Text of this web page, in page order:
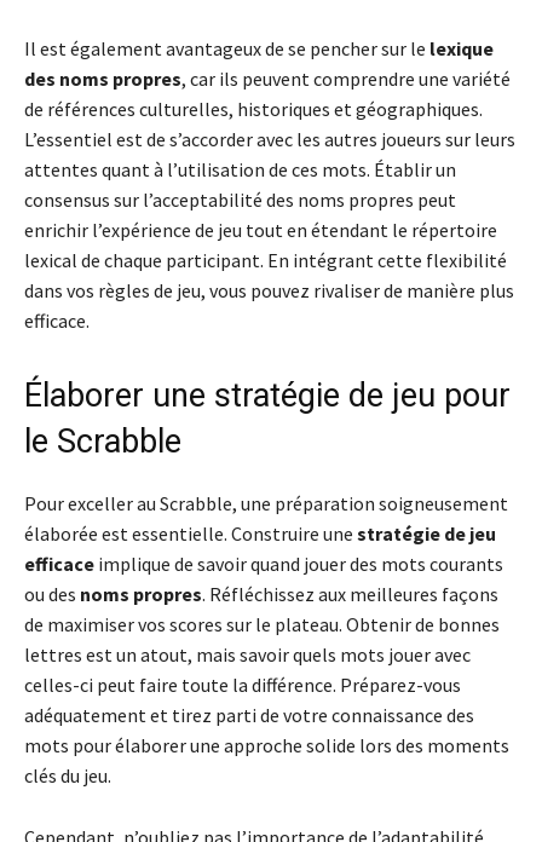
Il est également avantageux de se pencher sur le lexique
des noms propres, car ils peuvent comprendre une variété
de références culturelles, historiques et géographiques.
L’essentiel est de s’accorder avec les autres joueurs sur leurs
attentes quant à l’utilisation de ces mots. Établir un
consensus sur l’acceptabilité des noms propres peut
enrichir l’expérience de jeu tout en étendant le répertoire
lexical de chaque participant. En intégrant cette flexibilité
dans vos règles de jeu, vous pouvez rivaliser de manière plus
efficace.
Élaborer une stratégie de jeu pour
le Scrabble
Pour exceller au Scrabble, une préparation soigneusement
élaborée est essentielle. Construire une stratégie de jeu
efficace implique de savoir quand jouer des mots courants
ou des noms propres. Réfléchissez aux meilleures façons
de maximiser vos scores sur le plateau. Obtenir de bonnes
lettres est un atout, mais savoir quels mots jouer avec
celles-ci peut faire toute la différence. Préparez-vous
adéquatement et tirez parti de votre connaissance des
mots pour élaborer une approche solide lors des moments
clés du jeu.
Cependant, n’oubliez pas l’importance de l’adaptabilité.